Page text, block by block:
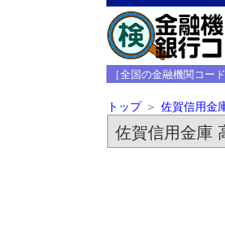
［全国の金融機関コー
トップ 佐賀信用金
佐賀信用金庫